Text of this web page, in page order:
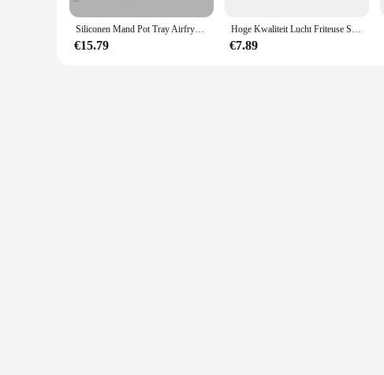
Siliconen Mand Pot Tray Airfryer Voering Voor Air Friteuse Herbruikbare Container Accessoires Pan Bakvorm Beschermer Keuken Gadgets
€15.79
Hoge Kwaliteit Lucht Friteuse Siliconen Mand Herbruikbare Oven Bakplaat Lucht Friteuse Pizza Kip Mand Accessoires Siliconen Mal
€7.89